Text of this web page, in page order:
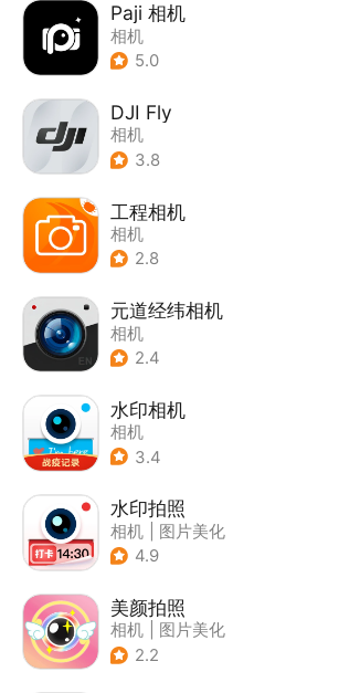
Paji 相机
相机
5.0
DJI Fly
相机
3.8
工程相机
相机
2.8
元道经纬相机
相机
2.4
水印相机
相机
3.4
水印拍照
相机
图片美化
4.9
美颜拍照
相机
图片美化
2.2